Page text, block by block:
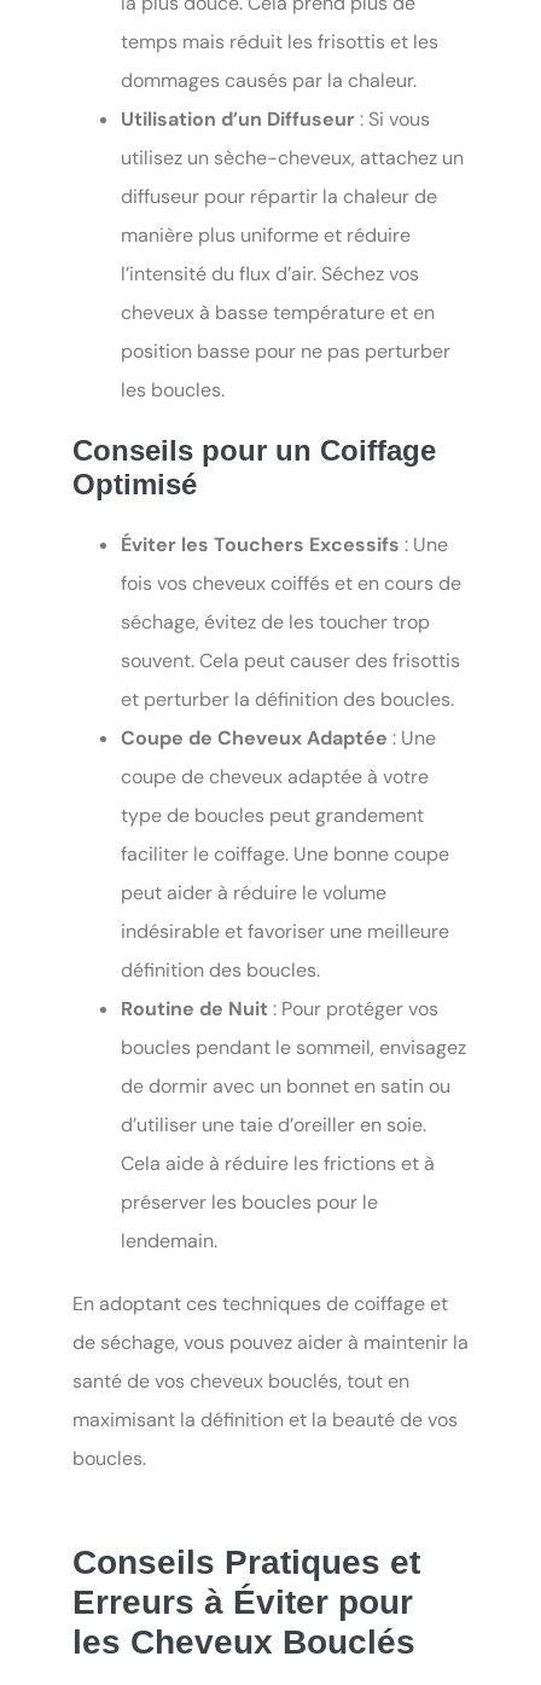
temps mais réduit les frisottis et les
dommages causés par la chaleur.
Utilisation d’un Diffuseur: Si vous
utilisez un sèche-cheveux, attachez un
diffuseur pour répartir la chaleur de
manière plus uniforme et réduire
l’intensité du flux d’air. Séchez vos
cheveux à basse température et en
position basse pour ne pas perturber
les boucles.
Conseils pour un Coiffage
Optimisé
Éviter les Touchers Excessifs : Une
fois vos cheveux coiffés et en cours de
séchage, évitez de les toucher trop
souvent. Cela peut causer des frisottis
et perturber la définition des boucles.
Coupe de Cheveux Adaptée : Une
coupe de cheveux adaptée à votre
type de boucles peut grandement
faciliter le coiffage. Une bonne coupe
peut aider à réduire le volume
indésirable et favoriser une meilleure
définition des boucles.
Routine de Nuit : Pour protéger vos
boucles pendant le sommeil, envisagez
de dormir avec un bonnet en satin ou
d’utiliser une taie d’oreiller en soie.
Cela aide à réduire les frictions et à
préserver les boucles pour le
lendemain.
En adoptant ces techniques de coiffage et
de séchage, vous pouvez aider à maintenir la
santé de vos cheveux bouclés, tout en
maximisant la définition et la beauté de vos
boucles.
Conseils Pratiques et
Erreurs à Éviter pour
les Cheveux Bouclés